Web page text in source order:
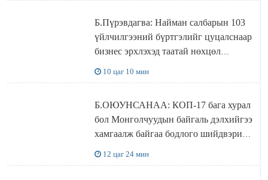
Б.Пүрэвдагва: Найман салбарын 103
үйлчилгээний бүртгэлийг цуцалснаар
бизнес эрхлэхэд таатай нөхцөл
10 цаг 10 мин
Б.ОЮУНСАНАА: КОП-17 бага хурал
бол Монголчуудын байгаль дэлхийгээ
хамгаалж байгаа бодлого шийдвэрийг
12 цаг 24 мин